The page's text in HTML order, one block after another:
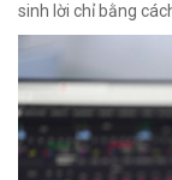
sinh lời chỉ bằng